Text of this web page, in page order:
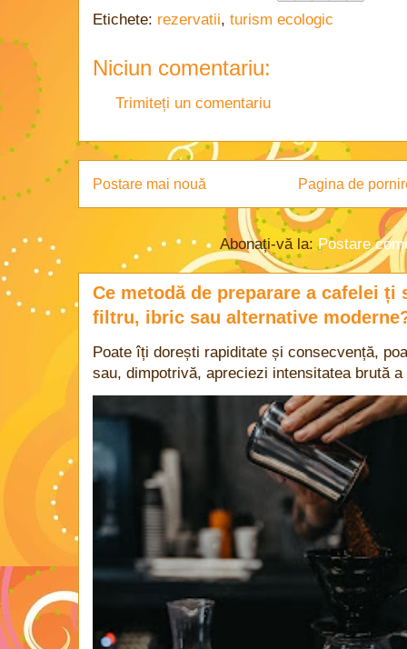
Etichete: rezervatii, turism ecologic
Niciun comentariu:
Trimiteți un comentariu
Postare mai nouă Pagina de
Abonați-vă la:Postare
Ce metodă de preparare a cafelei
filtru, ibric sau alternative
Poate îți dorești rapiditate și consecvență,
sau, dimpotrivă, apreciezi intensitatea brută